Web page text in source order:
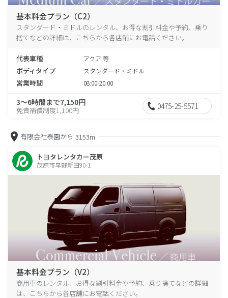
基本料金プラン（C2）
スタンダード・ミドルのレンタル、お得な割引料金や予約、乗り
捨てなどの詳細は、こちらから各店舗にお電話ください。
代表車種 アクア 等
ボディタイプ スタンダード・ミドル
営業時間 08:00-20:00
3～6時間まで7,150円
免責補償制度1,100円 0475-25-5571
有限会社泰園から 3153m
トヨタレンタカー茂原
茂原市早野新田90-1
基本料金プラン（V2）
商用車のレンタル、お得な割引料金や予約、乗り捨てなどの詳細
は、こちらから各店舗にお電話ください。